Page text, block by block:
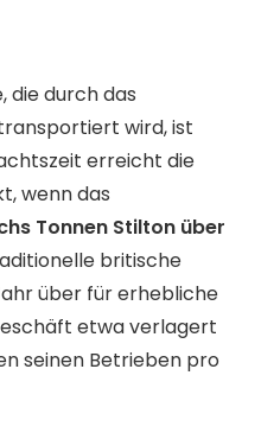
die durch das
wird, ist
erreicht die
wenn das
Tonnen Stilton über
britische
über für erhebliche
etwa verlagert
seinen Betrieben pro